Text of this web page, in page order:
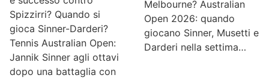
Spizzirri? Quando si
gioca Sinner-Darderi?
Tennis Australian Open:
Jannik Sinner agli ottavi
dopo una battaglia con
Melbourne? Australian
Open 2026: quando
giocano Sinner, Musetti e
Darderi nella settima…